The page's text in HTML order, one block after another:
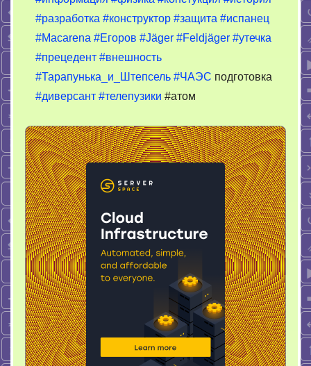
#разработка #конструктор #защита #испанец
#Macarena #Егоров #Jäger #Feldjäger #утечка
#прецедент #внешность
#Тарапунька_и_Штепсель #ЧАЭС подготовка
#диверсант #телепузики #атом